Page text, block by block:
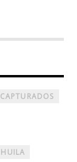
CAPTURADOS
HUILA